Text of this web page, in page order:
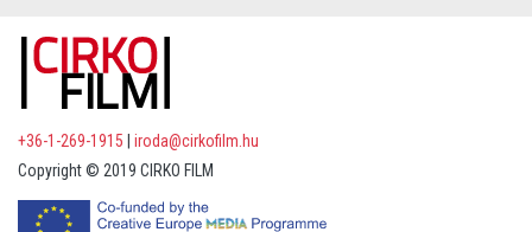
+36-1-269-1915
iroda@cirkofilm.hu
Copyright © 2019 CIRKO FILM